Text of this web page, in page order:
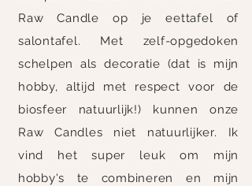
Raw Candle op je eettafel of
salontafel. Met zelf-opgedoken
schelpen als decoratie (dat is mijn
hobby, altijd met respect voor de
biosfeer natuurlijk!) kunnen onze
Raw Candles niet natuurlijker. Ik
vind het super leuk om mijn
hobby's te combineren en mijn